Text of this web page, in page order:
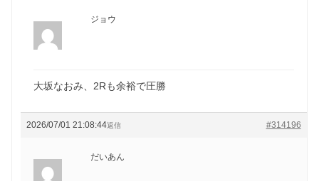
ジョウ
大坂なおみ、2Rも余裕で圧勝
2026/07/01 21:08:44 #314196
返信
だいあん